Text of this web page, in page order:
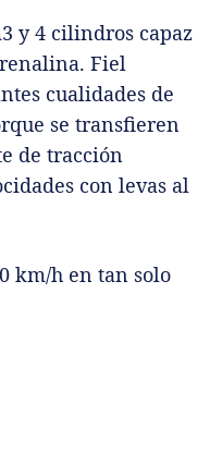
y 4 cilindros capaz
Fiel
cualidades de
se transfieren
de tracción
con levas al
km/h en tan solo